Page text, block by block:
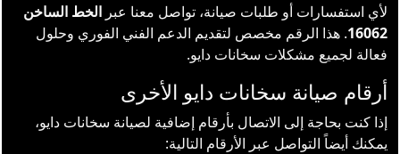
لأي استفسارات أو طلبات صيانة، تواصل معنا عبر الخط الساخن
16062. هذا الرقم مخصص لتقديم الدعم الفني الفوري وحلول
فعالة لجميع مشكلات سخانات دايو.
أرقام صيانة سخانات دايو الأخرى
إذا كنت بحاجة إلى الاتصال بأرقام إضافية لصيانة سخانات دايو،
يمكنك أيضاً التواصل عبر الأرقام التالية: